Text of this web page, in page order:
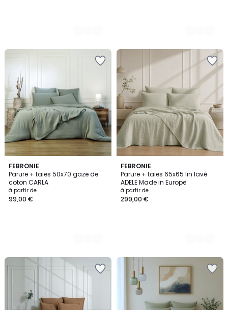
FEBRONIE
Parure + taies 50x70 gaze de
coton CARLA
à partir de
99,00 €
4
Couleurs
FEBRONIE
Parure + taies 65x65 lin lavé
ADELE Made in Europe
à partir de
299,00 €
3
Couleurs